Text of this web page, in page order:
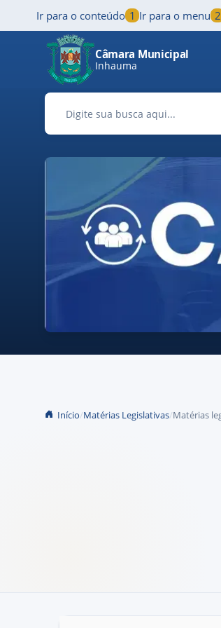
Pular para o conteúdo principal
Ir para o conteúdo 1 Ir para o menu 2
Câmara Municipal
Inhauma
Início Matérias Legislativas Matérias